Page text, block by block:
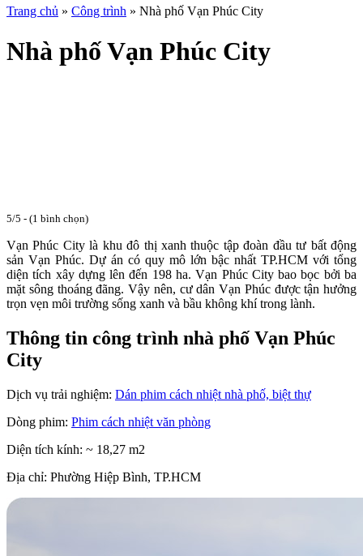
Trang chủ » Công trình » Nhà phố Vạn Phúc City
Nhà phố Vạn Phúc City
5/5 - (1 bình chọn)
Vạn Phúc City là khu đô thị xanh thuộc tập đoàn đầu tư bất động
sản Vạn Phúc. Dự án có quy mô lớn bậc nhất TP.HCM với tổng
diện tích xây dựng lên đến 198 ha. Vạn Phúc City bao bọc bởi ba
mặt sông thoáng đãng. Vậy nên, cư dân Vạn Phúc được tận hưởng
trọn vẹn môi trường sống xanh và bầu không khí trong lành.
Thông tin công trình nhà phố Vạn Phúc
City
Dịch vụ trải nghiệm: Dán phim cách nhiệt nhà phố, biệt thự
Dòng phim: Phim cách nhiệt văn phòng
Diện tích kính: ~ 18,27 m2
Địa chỉ: Phường Hiệp Bình, TP.HCM